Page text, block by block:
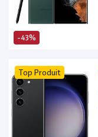
-43%
Top Produit